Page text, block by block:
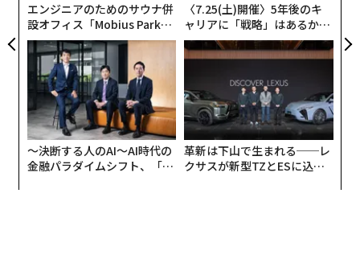
エンジニアのためのサウナ併
設オフィス「Mobius Park」
がオープン──タマディック
が健康経営を徹底する理由
〈7.25(土)開催〉5年後のキ
ャリアに「戦略」はあるか。
トップエグゼクティブのキャ
リアに触れる1日│CAREER S
〜決断する人のAI〜AI時代の
金融パラダイムシフト、「超
革新は下山で生まれる──レ
クサスが新型TZとESに込め